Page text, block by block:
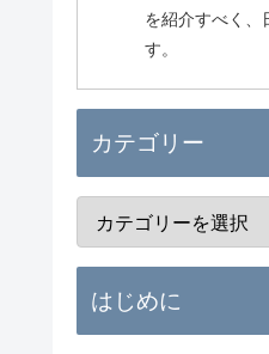
を紹介すべく、
す。
カテゴリー
はじめに